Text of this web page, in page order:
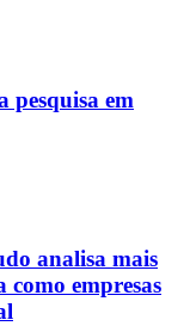
pesquisa em
analisa mais
como empresas